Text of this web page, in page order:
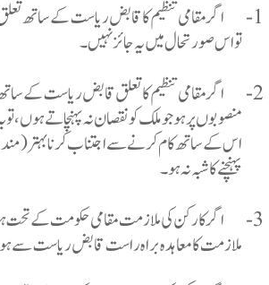
1-
اگر مقامی تنظیم کا قابض ریاست کے ساتھ
تو اس صورتحال میں یہ جائز نہیں۔
2-
اگر مقامی تنظیم کا تعلق قابض ریاست کے
منصوبوں پر ہو جو ملک کو نقصان نہ پہنچاتے ہوں،
اس کے ساتھ کام کرنے سے اجتناب کرنا بہتر
پہنچنے کا شبہ نہ ہو۔
3-
اگر کارکن کی ملازمت مقامی حکومت کے تحت
ملازمت کا معاہدہ براہ راست قابض ریاست سے ہو،